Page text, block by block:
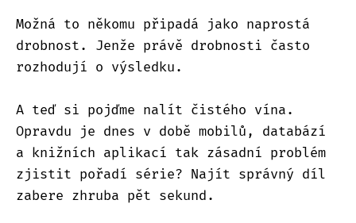
Možná to někomu připadá jako naprostá
drobnost. Jenže právě drobnosti často
rozhodují o výsledku.
A teď si pojďme nalít čistého vína.
Opravdu je dnes v době mobilů, databází
a knižních aplikací tak zásadní problém
zjistit pořadí série? Najít správný díl
zabere zhruba pět sekund.